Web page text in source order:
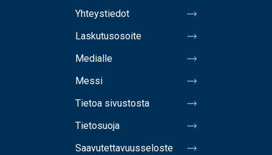
Yhteystiedot
Laskutusosoite
Medialle
Messi
Tietoa sivustosta
Tietosuoja
Saavutettavuusseloste